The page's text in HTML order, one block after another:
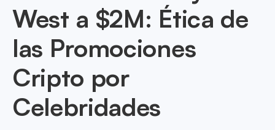
West a $2M: Ética de
las Promociones
Cripto por
Celebridades